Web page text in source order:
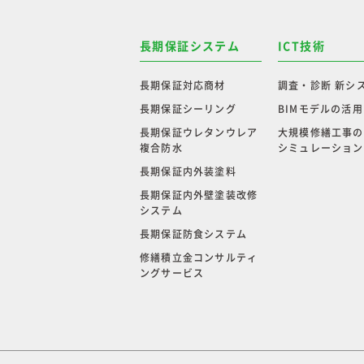
長期保証システム
長期保証対応商材
長期保証シーリング
長期保証ウレタンウレア
複合防水
長期保証内外装塗料
長期保証内外壁塗装改修
システム
長期保証防食システム
修繕積立金コンサルティ
ングサービス
ICT技術
調査・診断 新シ
BIMモデルの活用
大規模修繕工事
シミュレーション